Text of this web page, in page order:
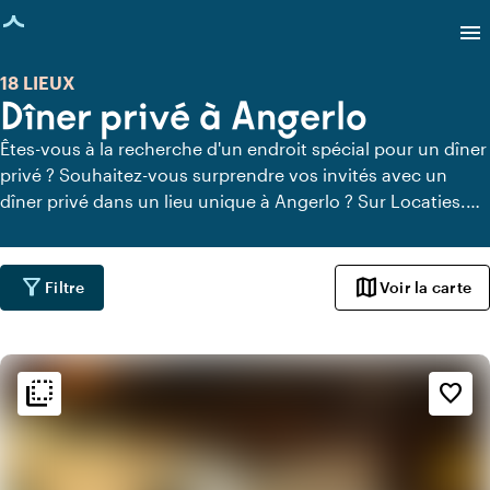
chargée
menu
Dîner privé à Angerlo
18 LIEUX
Êtes-vous à la recherche d'un endroit spécial pour un dîner
privé ? Souhaitez-vous surprendre vos invités avec un
dîner privé dans un lieu unique à Angerlo ? Sur Locaties.nl,
lieux à Angerlo où vous pouvez dîner en toute tranquillité.
Découvrez tous les lieux de restauration privée pour un
délicieux dîner privé.
filter_alt Filtre mapVoir la carte
flip_to_back favorite_border
flip_to_back Ambiance
info
Rustique
history